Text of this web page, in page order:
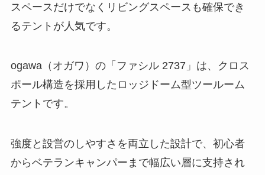
スペースだけでなくリビングスペースも確保でき
るテントが人気です。
ogawa（オガワ）の「ファシル 2737」は、クロス
ポール構造を採用したロッジドーム型ツールーム
テントです。
強度と設営のしやすさを両立した設計で、初心者
からベテランキャンパーまで幅広い層に支持され